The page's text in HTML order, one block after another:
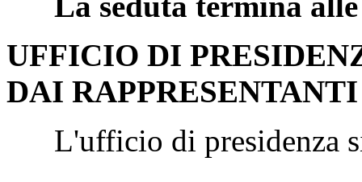
della proposta di legge,
in sede referente, sarà
in sede consultiva per
Nessun altro chiedendo
dell'esame ad altra seduta.